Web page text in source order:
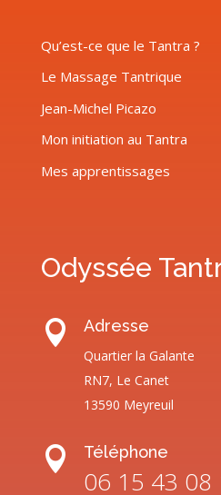
Qu’est-ce que le Tantra ?
Le Massage Tantrique
Jean-Michel Picazo
Mon initiation au Tantra
Mes apprentissages
Odyssée
 Adresse
Quartier la Galante
RN7, Le Canet
13590 Meyreuil
 Téléphone
06 15 43 08